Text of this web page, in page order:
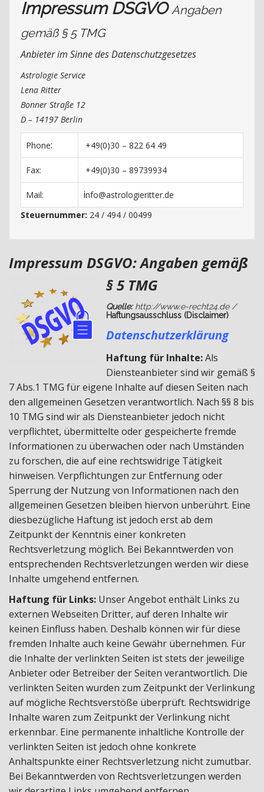
Impressum DSGVOAngaben
gemäß § 5 TMG
Anbieter im Sinne des Datenschutzgesetzes
Astrologie Service
Lena Ritter
Bonner Straße 12
D – 14197 Berlin
Phone: +49(0)30 – 822 64 49
Fax: +49(0)30 – 89739934
Mail: info@astrologieritter.de
Steuernummer: 24 / 494 / 00499
Impressum DSGVO: Angaben gemäß
§ 5 TMG
Quelle: http://www.e-recht24.de /
Haftungsausschluss (Disclaimer)
Datenschutzerklärung
Haftung für Inhalte:Als
Diensteanbieter sind wir gemäß §
7 Abs.1 TMG für eigene Inhalte auf diesen Seiten nach
den allgemeinen Gesetzen verantwortlich. Nach §§ 8 bis
10 TMG sind wir als Diensteanbieter jedoch nicht
verpflichtet, übermittelte oder gespeicherte fremde
Informationen zu überwachen oder nach Umständen
zu forschen, die auf eine rechtswidrige Tätigkeit
hinweisen. Verpflichtungen zur Entfernung oder
Sperrung der Nutzung von Informationen nach den
allgemeinen Gesetzen bleiben hiervon unberührt. Eine
diesbezügliche Haftung ist jedoch erst ab dem
Zeitpunkt der Kenntnis einer konkreten
Rechtsverletzung möglich. Bei Bekanntwerden von
entsprechenden Rechtsverletzungen werden wir diese
Inhalte umgehend entfernen.
Haftung für Links: Unser Angebot enthält Links zu
externen Webseiten Dritter, auf deren Inhalte wir
keinen Einfluss haben. Deshalb können wir für diese
fremden Inhalte auch keine Gewähr übernehmen. Für
die Inhalte der verlinkten Seiten ist stets der jeweilige
Anbieter oder Betreiber der Seiten verantwortlich. Die
verlinkten Seiten wurden zum Zeitpunkt der Verlinkung
auf mögliche Rechtsverstöße überprüft. Rechtswidrige
Inhalte waren zum Zeitpunkt der Verlinkung nicht
erkennbar. Eine permanente inhaltliche Kontrolle der
verlinkten Seiten ist jedoch ohne konkrete
Anhaltspunkte einer Rechtsverletzung nicht zumutbar.
Bei Bekanntwerden von Rechtsverletzungen werden